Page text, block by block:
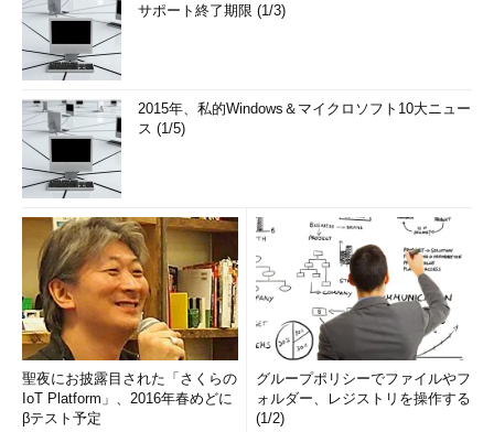
サポート終了期限 (1/3)
2015年、私的Windows＆マイクロソフト10大ニュー
ス (1/5)
聖夜にお披露目された「さくらの
IoT Platform」、2016年春めどに
βテスト予定
グループポリシーでファイルやフ
ォルダー、レジストリを操作する
(1/2)